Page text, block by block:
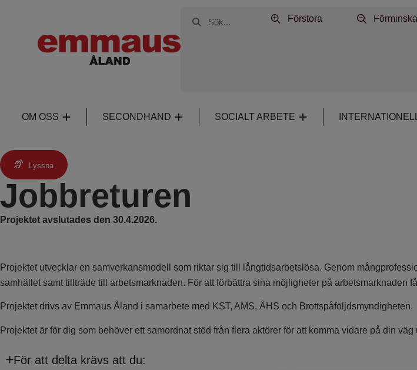
Förstora Förminska
OM OSS SECONDHAND SOCIALT ARBETE
Jobbreturen
Projektet avslutades den 30.4.2026.
Projektet utvecklar en samverkansmodell som riktar sig till långtidsarbetslösa. Genom
samhället samt tillträde till arbetsmarknaden. För att förbättra sina möjligheter på
Projektet drivs av Emmaus Åland i samarbete med KST, AMS, ÅHS och Brottspåföljdsmyndigheten.
Projektet är för dig som behöver ett samordnat stöd från flera aktörer för att komma vidare på din
För att delta krävs att du: